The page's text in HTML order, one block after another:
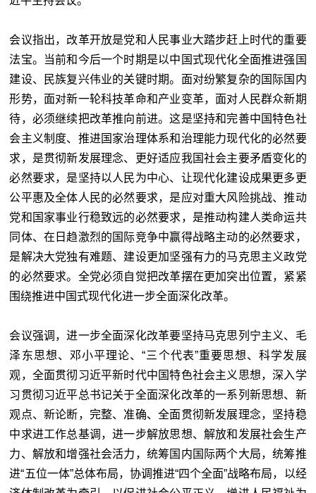
会议指出，改革开放是党和人民事业大踏步赶上时代的重要
法宝。当前和今后一个时期是以中国式现代化全面推进强国
建设、民族复兴伟业的关键时期。面对纷繁复杂的国际国内
形势，面对新一轮科技革命和产业变革，面对人民群众新期
待，必须继续把改革推向前进。这是坚持和完善中国特色社
会主义制度、推进国家治理体系和治理能力现代化的必然要
求，是贯彻新发展理念、更好适应我国社会主要矛盾变化的
必然要求，是坚持以人民为中心、让现代化建设成果更多更
公平惠及全体人民的必然要求，是应对重大风险挑战、推动
党和国家事业行稳致远的必然要求，是推动构建人类命运共
同体、在日趋激烈的国际竞争中赢得战略主动的必然要求，
是解决大党独有难题、建设更加坚强有力的马克思主义政党
的必然要求。全党必须自觉把改革摆在更加突出位置，紧紧
围绕推进中国式现代化进一步全面深化改革。
会议强调，进一步全面深化改革要坚持马克思列宁主义、毛
泽东思想、邓小平理论、“三个代表”重要思想、科学发展
观，全面贯彻习近平新时代中国特色社会主义思想，深入学
习贯彻习近平总书记关于全面深化改革的一系列新思想、新
观点、新论断，完整、准确、全面贯彻新发展理念，坚持稳
中求进工作总基调，进一步解放思想、解放和发展社会生产
力、解放和增强社会活力，统筹国内国际两个大局，统筹推
进“五位一体”总体布局，协调推进“四个全面”战略布局，以经